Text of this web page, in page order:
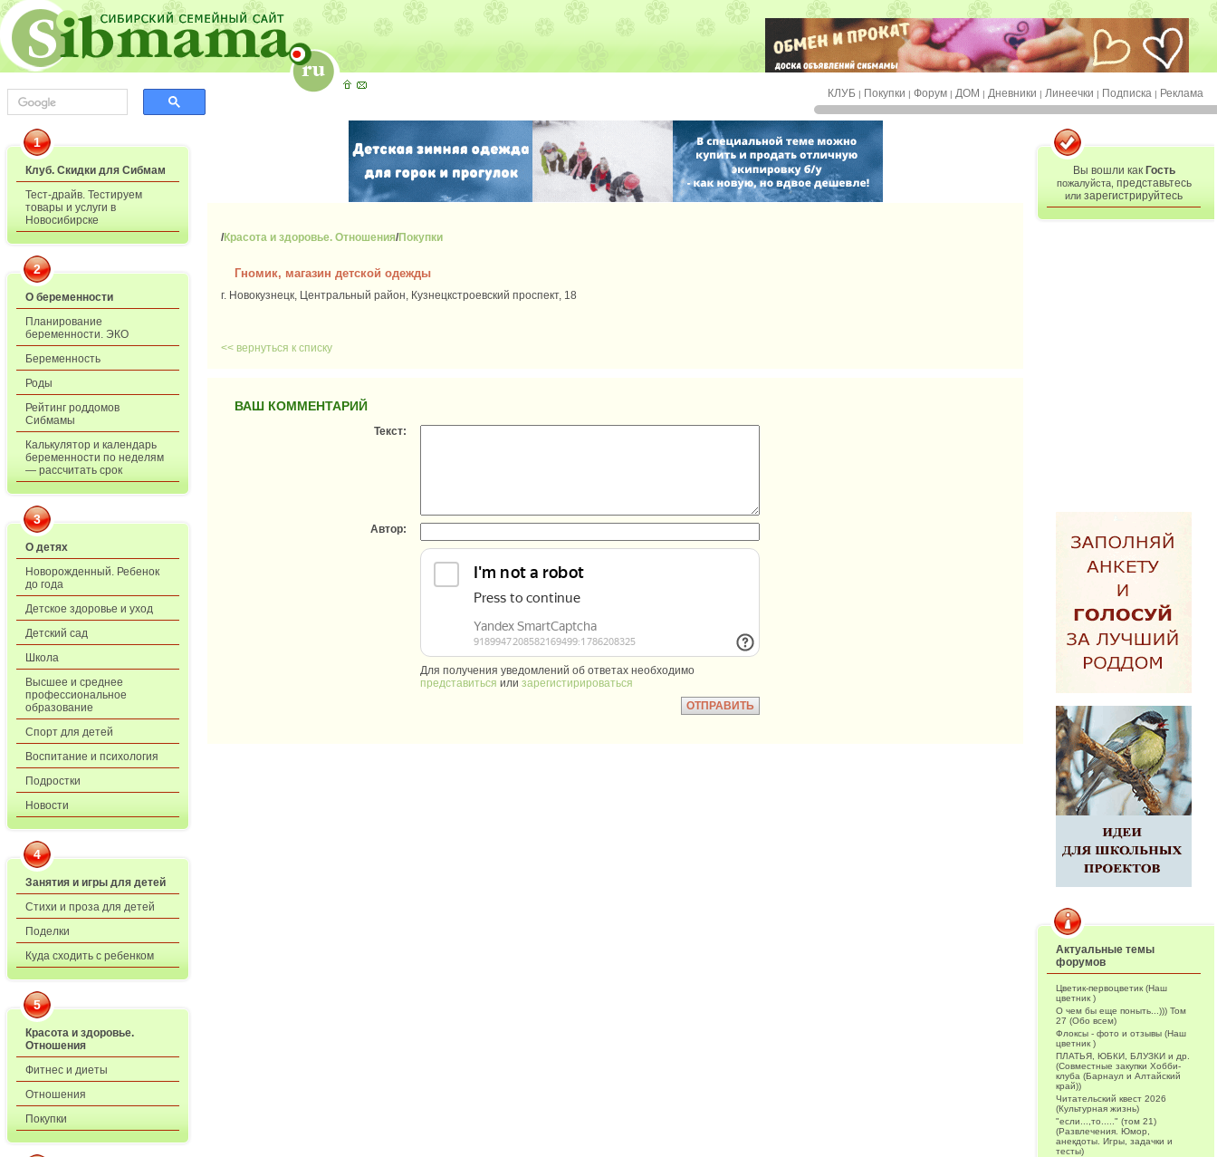
КЛУБ | Покупки | Форум | ДОМ | Дневники | Линеечки | Подписка | Реклама
1
Клуб. Скидки для Сибмам
Тест-драйв. Тестируем
товары и услуги в
Новосибирске
2
О беременности
Планирование
беременности. ЭКО
Беременность
Роды
Рейтинг роддомов
Сибмамы
Калькулятор и календарь
беременности по неделям
— рассчитать срок
3
О детях
Новорожденный. Ребенок
до года
Детское здоровье и уход
Детский сад
Школа
Высшее и среднее
профессиональное
образование
Спорт для детей
Воспитание и психология
Подростки
Новости
4
Занятия и игры для детей
Стихи и проза для детей
Поделки
Куда сходить с ребенком
5
Красота и здоровье.
Отношения
Фитнес и диеты
Отношения
Покупки
/Красота и здоровье. Отношения/Покупки
Гномик, магазин детской одежды
г. Новокузнецк, Центральный район, Кузнецкстроевский проспект, 18
<< вернуться к списку
ВАШ КОММЕНТАРИЙ
Текст:
Автор:
Для получения уведомлений об ответах необходимо
представиться или зарегистирироваться
Вы вошли как Гость
пожалуйста, представьтесь
или зарегистрируйтесь
Актуальные темы
форумов
Цветик-первоцветик (Наш
цветник )
О чем бы еще поныть...))) Том
27 (Обо всем)
Флоксы - фото и отзывы (Наш
цветник )
ПЛАТЬЯ, ЮБКИ, БЛУЗКИ и др.
(Совместные закупки Хобби-
клуба (Барнаул и Алтайский
край))
Читательский квест 2026
(Культурная жизнь)
"если...,то....." (том 21)
(Развлечения. Юмор,
анекдоты. Игры, задачки и
тесты)